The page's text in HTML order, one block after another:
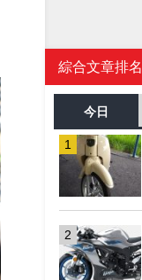
綜合文章排名
今日